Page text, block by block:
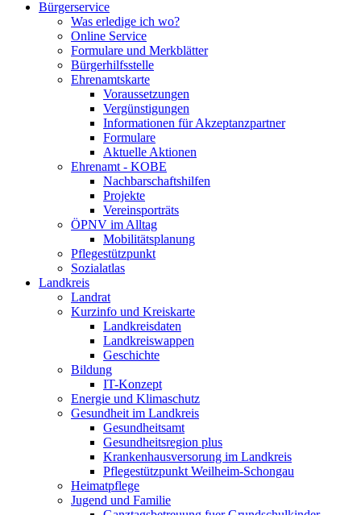
Bürgerservice
Was erledige ich wo?
Online Service
Formulare und Merkblätter
Bürgerhilfsstelle
Ehrenamtskarte
Voraussetzungen
Vergünstigungen
Informationen für Akzeptanzpartner
Formulare
Aktuelle Aktionen
Ehrenamt - KOBE
Nachbarschaftshilfen
Projekte
Vereinsporträts
ÖPNV im Alltag
Mobilitätsplanung
Pflegestützpunkt
Sozialatlas
Landkreis
Landrat
Kurzinfo und Kreiskarte
Landkreisdaten
Landkreiswappen
Geschichte
Bildung
IT-Konzept
Energie und Klimaschutz
Gesundheit im Landkreis
Gesundheitsamt
Gesundheitsregion plus
Krankenhausversorung im Landkreis
Pflegestützpunkt Weilheim-Schongau
Heimatpflege
Jugend und Familie